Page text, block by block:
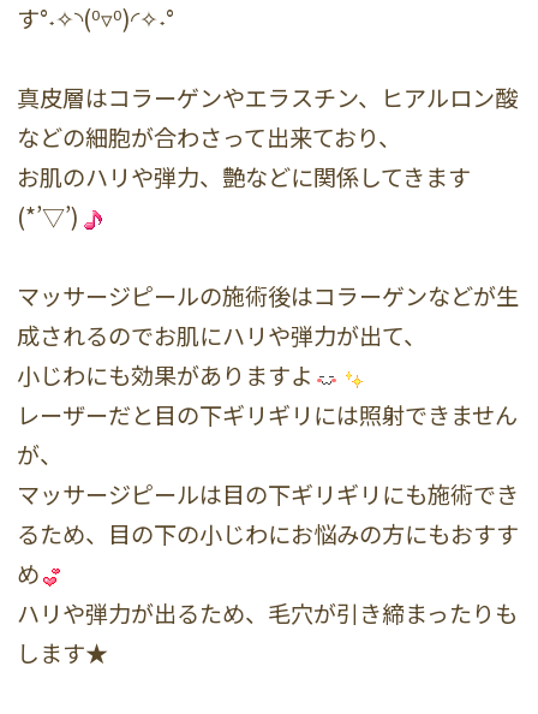
す°˖✧◝(⁰▿⁰)◜✧˖°
真皮層はコラーゲンやエラスチン、ヒアルロン酸
などの細胞が合わさって出来ており、
お肌のハリや弾力、艶などに関係してきます
(*’▽’)
マッサージピールの施術後はコラーゲンなどが生
成されるのでお肌にハリや弾力が出て、
小じわにも効果がありますよ
レーザーだと目の下ギリギリには照射できません
が、
マッサージピールは目の下ギリギリにも施術でき
るため、目の下の小じわにお悩みの方にもおすす
め
ハリや弾力が出るため、毛穴が引き締まったりも
します★